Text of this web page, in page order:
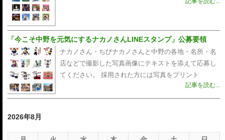
「今こそ中野を元気にするナカノさんLINEスタンプ」公募要領
ナカノさん・ちびナカノさんと中野の各地・名所・名
店などで撮影した写真画像にテキストを添えて応募し
てください。 採用された方には写真をプリント
記事を読む...
2026年8月